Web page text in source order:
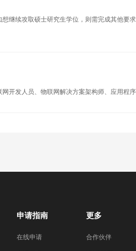
继续攻取硕士研究生学位，则需完成其他要
开发人员、物联网解决方案架构师、应用程序
申请指南
在线申请
更多
合作伙伴